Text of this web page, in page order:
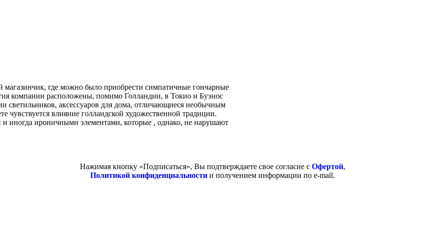
магазинчик, где можно было приобрести симпатичные гончарные
компании расположены, помимо Голландии, в Токио и Буэнос
светильников, аксессуаров для дома, отличающиеся необычным
влияние голландской художественной традиции.
и иногда ироничными элементами, которые , однако, не нарушают
Нажимая кнопку «Подписаться», Вы подтверждаете свое согласие с Офертой,
Политикой конфиденциальностии получением информации по e-mail.